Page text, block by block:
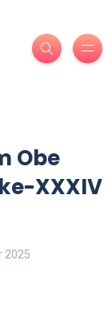
Obe
XXXIV
2025